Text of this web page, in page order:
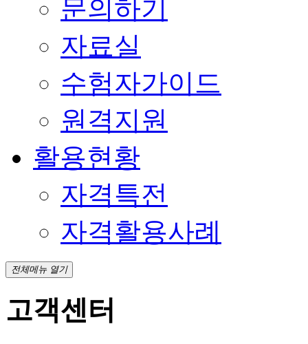
문의하기
자료실
수험자가이드
원격지원
활용현황
자격특전
자격활용사례
전체메뉴 열기
고객센터